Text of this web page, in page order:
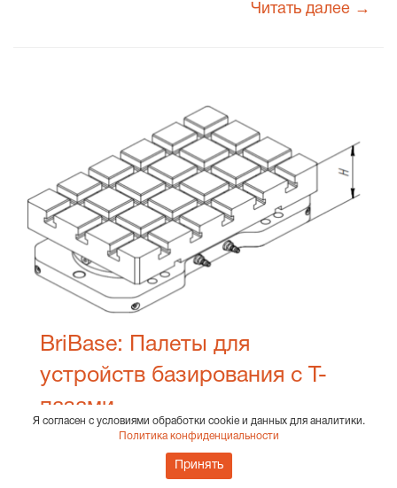
Я согласен с условиями обработки cookie и данных для аналитики.
Политика конфиденциальности
Принять
Читать далее →
BriBase: Палеты для
устройств базирования с Т-
пазами
19 июля 2024